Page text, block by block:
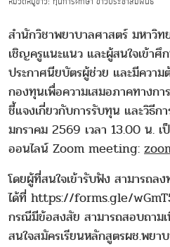
สำนักวิชาพยาบาลศาสตร์ มหาวิ
เชิญครูแนะแนว และผู้สนใจเข้าศึ
ประกาศนียบัตรผู้ช่วย และมีควา
กองทุนเพื่อความเสมอภาคทางก
ชี้แจงเกี่ยวกับการรับทุน และวิธีก
มกราคม 2569 เวลา 13.00 น.
ออนไลน์ Zoom meeting:
โดยผู้ที่สนใจเข้ารับฟัง สามารถลง
ได้ที่ https://forms.gle/
กรณีมีข้อสงสัย สามารถสอบถาม
สนใจสมัครเรียนหลักสูตรผช.พย